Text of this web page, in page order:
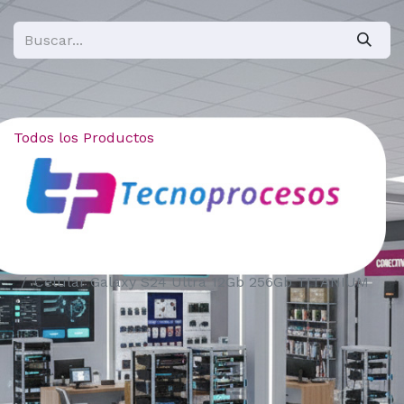
Todos los Productos
Celular Galaxy S24 Ultra 12Gb 256Gb TITANIUM